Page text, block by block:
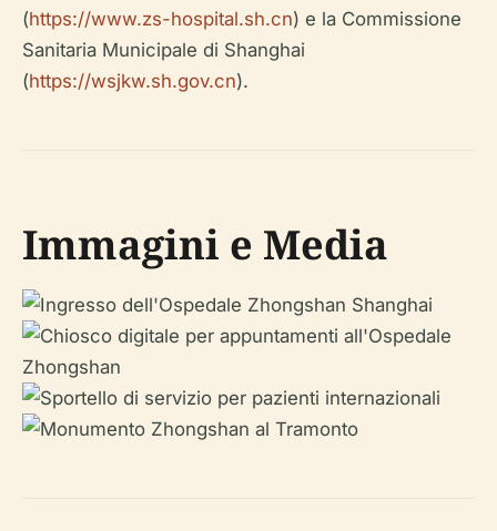
(https://www.zs-hospital.sh.cn) e la Commissione
Sanitaria Municipale di Shanghai
(https://wsjkw.sh.gov.cn).
Immagini e Media